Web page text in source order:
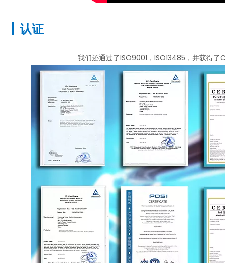
认证
我们还通过了ISO9001，ISO13485，并获得